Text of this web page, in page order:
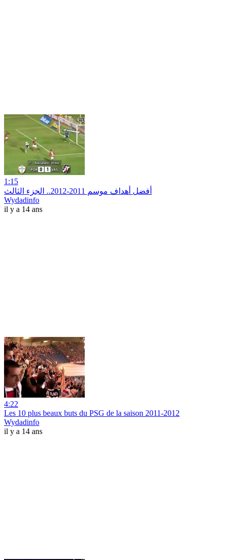
1:15
أفضل أهداف موسم 2011-2012.. الجزء الثالث
Wydadinfo
il y a 14 ans
4:22
Les 10 plus beaux buts du PSG de la saison 2011-2012
Wydadinfo
il y a 14 ans